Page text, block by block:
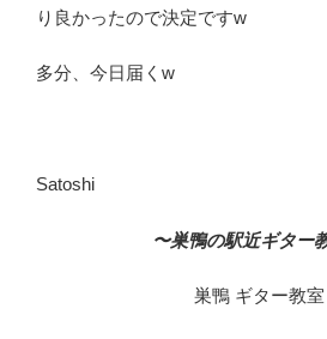
り良かったので決定ですw
多分、今日届くw
Satoshi
〜巣鴨の駅近ギター
巣鴨 ギター教